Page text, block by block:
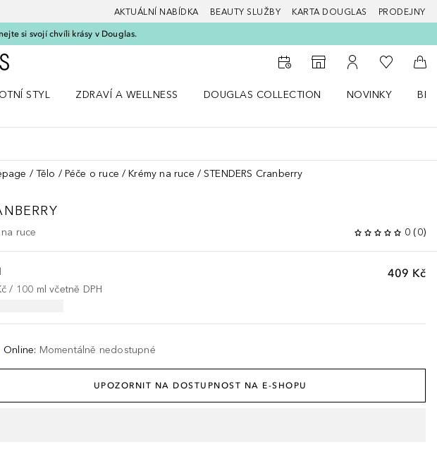
AKTUÁLNÍ NABÍDKA BEAUTY SLUŽBY KARTA DOUGLAS PRODEJNY
si svojí chvíli krásy v Douglas.
Domů
K vyhledávači prodejen
K mému účtu
K mému
Do
STYL
ZDRAVÍ A WELLNESS
DOUGLAS COLLECTION
NOVINKY
Tělo Péče o ruce Krémy na ruce STENDERS Cranberry
ruce 0 (0)
409 Kč
/ 100 ml včetně DPH
Online: Momentálně nedostupné
UPOZORNIT NA DOSTUPNOST NA E-SHOPU